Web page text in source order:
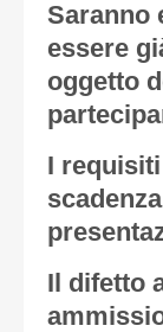
Saranno
essere
oggetto
I
Il difetto